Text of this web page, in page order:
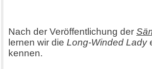
Nach der Veröffentlichung der
lernen wir die Long-Winded Lady
kennen.